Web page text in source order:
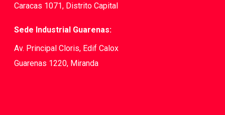
Caracas 1071, Distrito Capital
Sede Industrial Guarenas:
Av. Principal Cloris, Edif Calox
Guarenas 1220, Miranda